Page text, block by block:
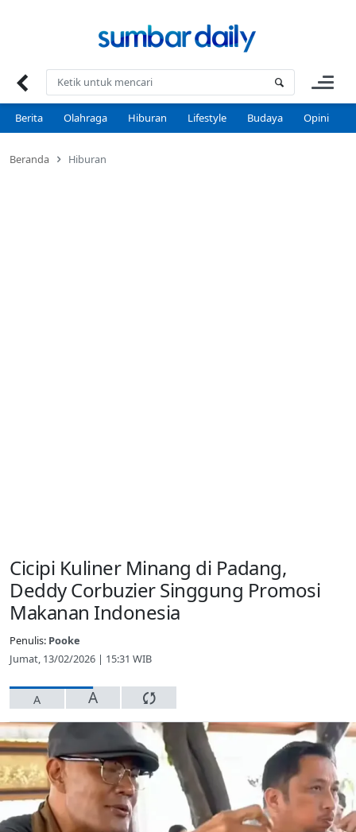
Berita Olahraga Hiburan Lifestyle Budaya Opini
Beranda Hiburan
Cicipi Kuliner Minang di Padang,
Deddy Corbuzier Singgung Promosi
Makanan Indonesia
Penulis: Pooke
Jumat, 13/02/2026 | 15:31 WIB
A A